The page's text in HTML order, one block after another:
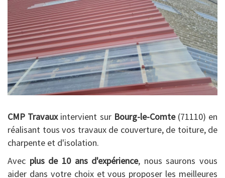
CMP Travauxintervient sur Bourg-le-Comte(71110) en
réalisant tous vos travaux de couverture, de toiture, de
charpente et d'isolation.
Avec plus de 10 ans d'expérience, nous saurons vous
aider dans votre choix et vous proposer les meilleures